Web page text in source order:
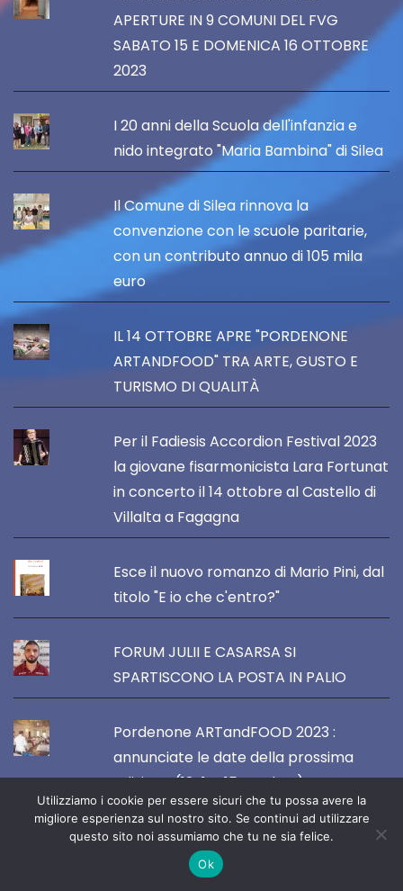
APERTURE IN 9 COMUNI DEL FVG
SABATO 15 E DOMENICA 16 OTTOBRE
2023
I 20 anni della Scuola dell'infanzia e
nido integrato "Maria Bambina" di Silea
Il Comune di Silea rinnova la
convenzione con le scuole paritarie,
con un contributo annuo di 105 mila
euro
IL 14 OTTOBRE APRE "PORDENONE
ARTANDFOOD" TRA ARTE, GUSTO E
TURISMO DI QUALITÀ
Per il Fadiesis Accordion Festival 2023
la giovane fisarmonicista Lara Fortunat
in concerto il 14 ottobre al Castello di
Villalta a Fagagna
Esce il nuovo romanzo di Mario Pini, dal
titolo "E io che c'entro?"
FORUM JULII E CASARSA SI
SPARTISCONO LA POSTA IN PALIO
Pordenone ARTandFOOD 2023 :
annunciate le date della prossima
edizione (13-14-15 ottobre)
VOCE DEL NORDEST
Utilizziamo i cookie per essere sicuri che tu possa avere la
migliore esperienza sul nostro sito. Se continui ad utilizzare
questo sito noi assumiamo che tu ne sia felice.
Ok